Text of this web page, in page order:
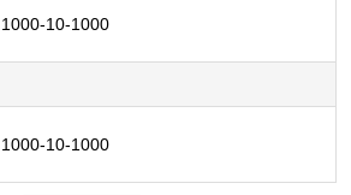
1000-10-1000
1000-10-1000